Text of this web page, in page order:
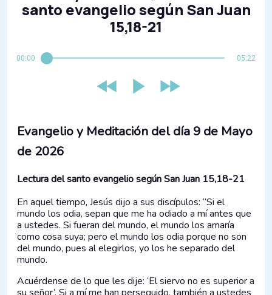
santo evangelio según San Juan
15,18-21
00:00 05:22
Evangelio y Meditación del día 9 de Mayo
de 2026
Lectura del santo evangelio según San Juan 15,18-21
En aquel tiempo, Jesús dijo a sus discípulos: “Si el
mundo los odia, sepan que me ha odiado a mí antes que
a ustedes. Si fueran del mundo, el mundo los amaría
como cosa suya; pero el mundo los odia porque no son
del mundo, pues al elegirlos, yo los he separado del
mundo.
Acuérdense de lo que les dije: ‘El siervo no es superior a